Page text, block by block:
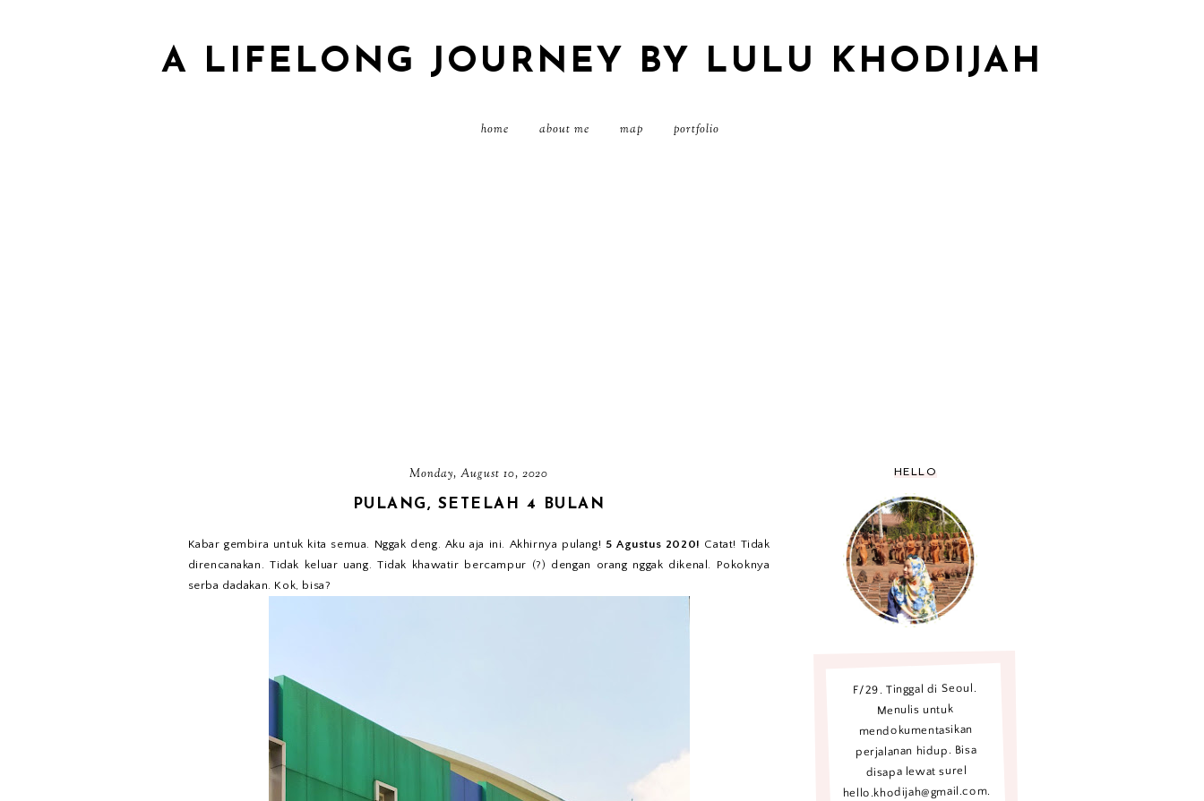
A LIFELONG JOURNEY BY LULU KHODIJAH
home about me map portfolio
Monday, August 10, 2020
PULANG, SETELAH 4 BULAN
Kabar gembira untuk kita semua. Nggak deng. Aku aja ini. Akhirnya pulang! 5 Agustus 2020! Catat! Tidak
direncanakan. Tidak keluar uang. Tidak khawatir bercampur (?) dengan orang nggak dikenal. Pokoknya
serba dadakan. Kok, bisa?
HELLO
F/29. Tinggal di Seoul.
Menulis untuk
mendokumentasikan
perjalanan hidup. Bisa
disapa lewat surel
hello.khodijah@gmail.com.